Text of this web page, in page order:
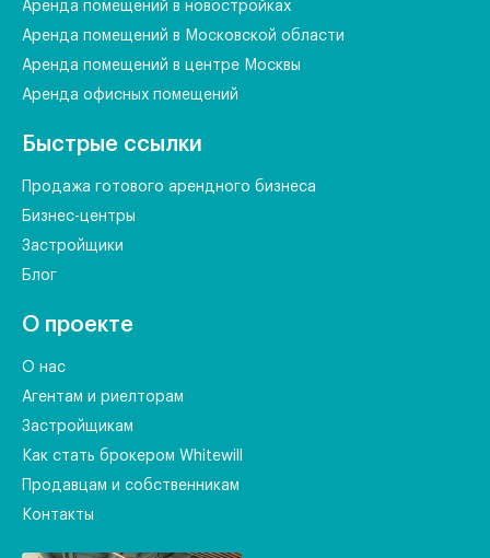
Аренда помещений в новостройках
Аренда помещений в Московской области
Аренда помещений в центре Москвы
Аренда офисных помещений
Быстрые ссылки
Продажа готового арендного бизнеса
Бизнес-центры
Застройщики
Блог
О проекте
О нас
Агентам и риелторам
Застройщикам
Как стать брокером Whitewill
Продавцам и собственникам
Контакты